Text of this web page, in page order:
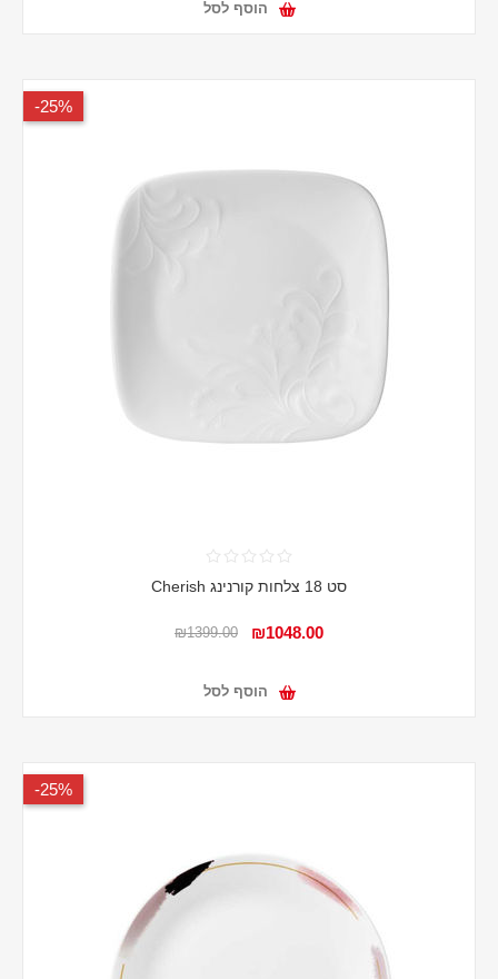
הוסף לסל
25%-
סט 18 צלחות קורנינג Cherish
₪1048.00
₪1399.00
הוסף לסל
25%-